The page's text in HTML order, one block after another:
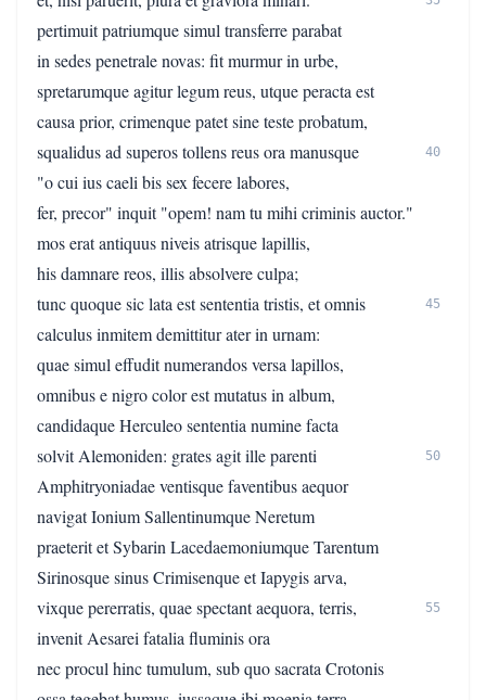
pertimuit patriumque simul transferre parabat
in sedes penetrale novas: fit murmur in urbe,
spretarumque agitur legum reus, utque peracta est
causa prior, crimenque patet sine teste probatum,
squalidus ad superos tollens reus ora manusque
40
"o cui ius caeli bis sex fecere labores,
fer, precor" inquit "opem! nam tu mihi criminis auctor."
mos erat antiquus niveis atrisque lapillis,
his damnare reos, illis absolvere culpa;
tunc quoque sic lata est sententia tristis, et omnis
45
calculus inmitem demittitur ater in urnam:
quae simul effudit numerandos versa lapillos,
omnibus e nigro color est mutatus in album,
candidaque Herculeo sententia numine facta
solvit Alemoniden: grates agit ille parenti
50
Amphitryoniadae ventisque faventibus aequor
navigat Ionium Sallentinumque Neretum
praeterit et Sybarin Lacedaemoniumque Tarentum
Sirinosque sinus Crimisenque et Iapygis arva,
vixque pererratis, quae spectant aequora, terris,
55
invenit Aesarei fatalia fluminis ora
nec procul hinc tumulum, sub quo sacrata Crotonis